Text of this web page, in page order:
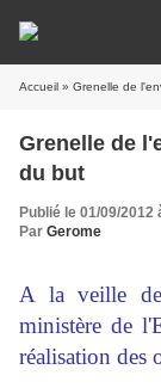
Accueil » Grenelle de
Grenelle de
du but
Publié le 01/09/2012
Par Gerome
A la veille de
ministère de
réalisation des